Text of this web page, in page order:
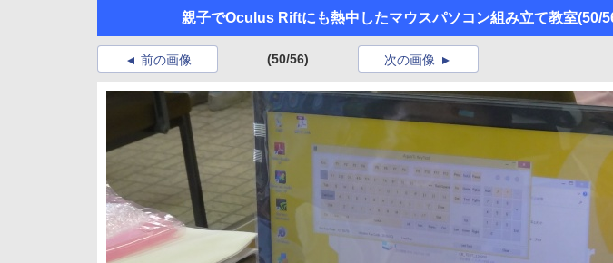
親子でOculus Riftにも熱中したマウスパソコン組み立て教室(50/
前の画像 (50/56) 次の画像